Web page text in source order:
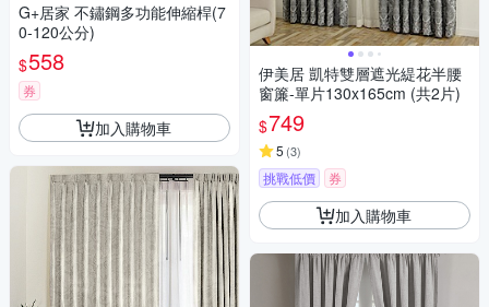
G+居家 不鏽鋼多功能伸縮桿(7
0-120公分)
$558
券
加入購物車
伊美居 凱特雙層遮光緹花半腰
窗簾-單片130x165cm (共2片)
$749
5 (3)
挑戰低價 券
加入購物車